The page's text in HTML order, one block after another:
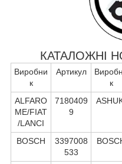
КАТАЛОЖНІ
Виробни
к
Артикул
к
ALFARO
ME/FIAT
/LANCI
7180409
9
BOSCH
3397008
533